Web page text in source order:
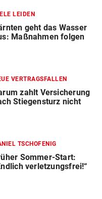
LEIDEN
geht das Wasser
Maßnahmen folgen
VERTRAGSFALLEN
zahlt Versicherung
Stiegensturz nicht
TSCHOFENIG
Sommer-Start:
verletzungsfrei!“